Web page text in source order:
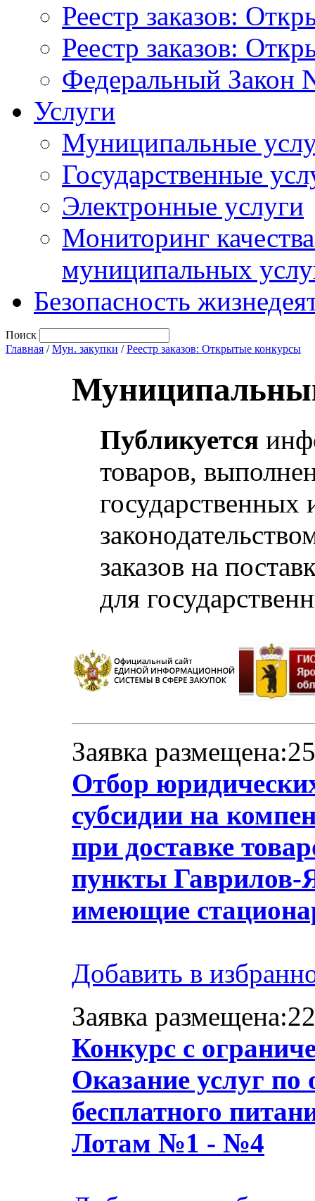
Реестр заказов:
Реестр заказов:
Федеральный Закон
Услуги
Муниципальные
Государственные
Электронные услуги
Мониторинг
муниципальных
Безопасность
Поиск
Главная /Мун. закупки /Реестр заказов: Открытые конкурсы
Публикуется
товаров,
заказов на
для
Заявка
Отбор
субсидии на
при доставке
пункты Гаврилов-
имеющие
Добавить в
Заявка
Конкурс с
Оказание услуг по
бесплатного
Лотам №1 - №4